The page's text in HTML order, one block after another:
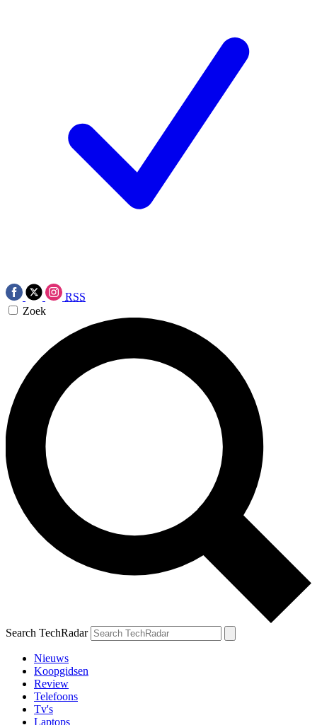
RSS
Zoek
Search TechRadar
Nieuws
Koopgidsen
Review
Telefoons
Tv's
Laptops